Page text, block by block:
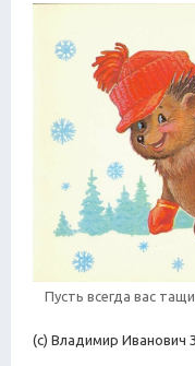
Пусть всегда вас
(с) Владимир Иванович